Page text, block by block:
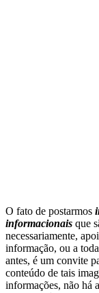
O fato de postarmos
informacionais que
necessariamente,
informação, ou a
antes, é um convite
conteúdo de tais
informações, não há